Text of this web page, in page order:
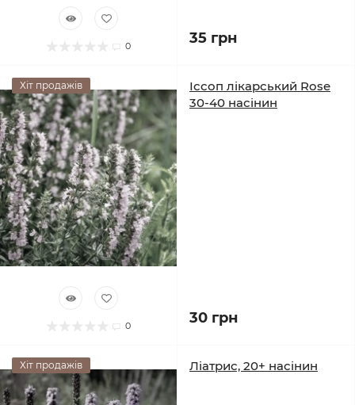
0 35 грн
Хіт продажів
0
Іссоп лікарський Rose
30-40 насінин
30 грн
Хіт продажів Ліатрис, 20+ насінин